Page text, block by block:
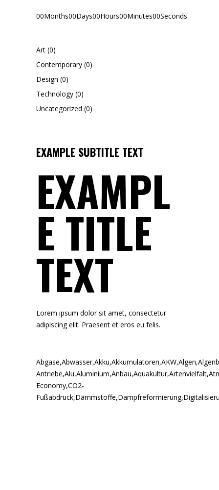
00Months00Days00Hours00Minutes00Seconds
Art (0)
Contemporary (0)
Design (0)
Technology (0)
Uncategorized (0)
EXAMPLE SUBTITLE TEXT
EXAMPL
E TITLE
TEXT
Lorem ipsum dolor sit amet, consectetur
adipiscing elit. Praesent et eros eu felis.
Abgase,Abwasser,Akku,Akkumulatoren,AKW,Algen,
Antriebe,Alu,Aluminium,Anbau,Aquakultur,Artenvielfalt,
Economy,CO2-
Fußabdruck,Dämmstoffe,Dampfreformierung,